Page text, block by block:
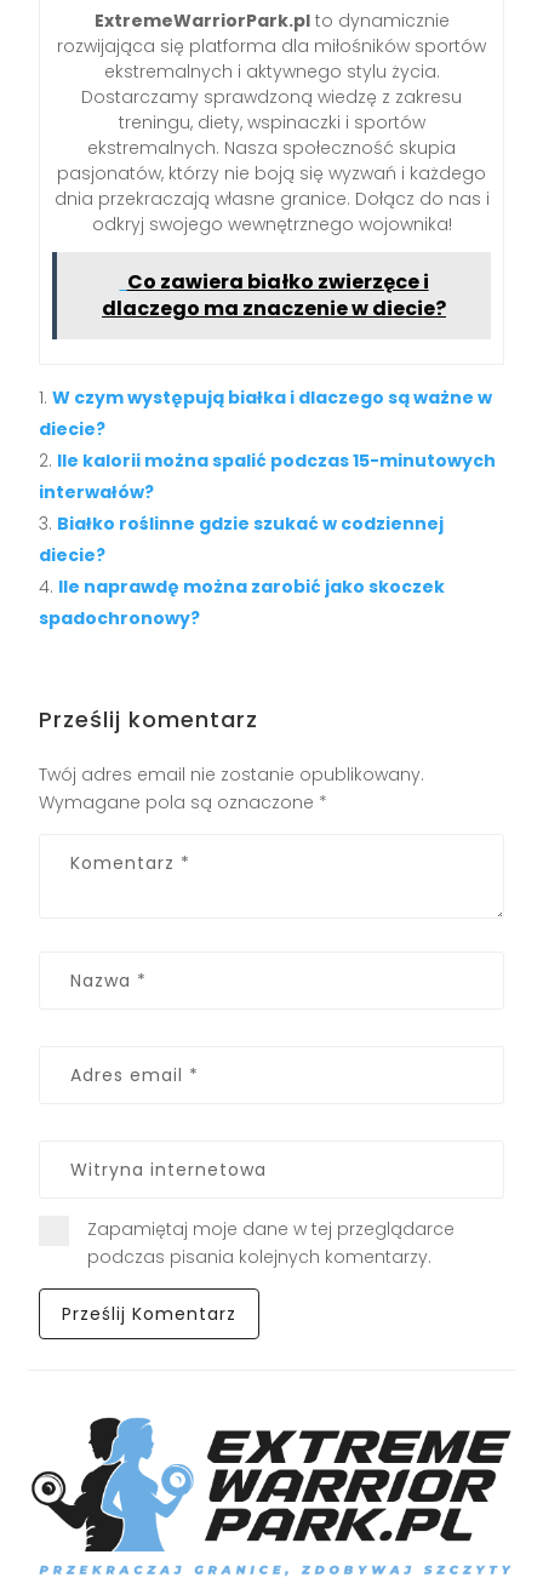
ExtremeWarriorPark.plto dynamicznie
rozwijająca się platforma dla miłośników sportów
ekstremalnych i aktywnego stylu życia.
Dostarczamy sprawdzoną wiedzę z zakresu
treningu, diety, wspinaczki i sportów
ekstremalnych. Nasza społeczność skupia
pasjonatów, którzy nie boją się wyzwań i każdego
dnia przekraczają własne granice. Dołącz do nas i
odkryj swojego wewnętrznego wojownika!
Co zawiera białko zwierzęce i
dlaczego ma znaczenie w diecie?
W czym występują białka i dlaczego są ważne w
diecie?
Ile kalorii można spalić podczas 15-minutowych
interwałów?
Białko roślinne gdzie szukać w codziennej
diecie?
Ile naprawdę można zarobić jako skoczek
spadochronowy?
Prześlij komentarz
Twój adres email nie zostanie opublikowany.
Wymagane pola są oznaczone *
Zapamiętaj moje dane w tej przeglądarce
podczas pisania kolejnych komentarzy.